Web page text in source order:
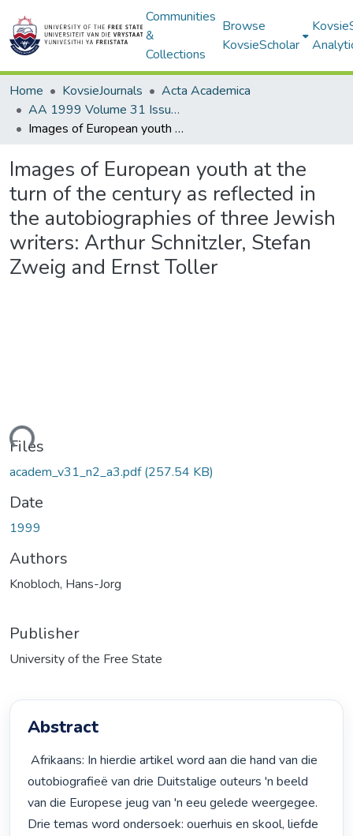
Communities
&
Collections
Browse
KovsieScholar
Home KovsieJournals
Acta Academica
AA 1999 Volume 31 Issue 2
Images of European youth at the turn of the century as reflected in the autobiographies of three Jewish writers: Arthur Schnitzler, Stefan Zweig and Ernst Toller
Images of European youth at the
turn of the century as reflected in
the autobiographies of three Jewish
writers: Arthur Schnitzler, Stefan
Zweig and Ernst Toller
Files
academ_v31_n2_a3.pdf(257.54 KB)
Date
1999
Authors
Knobloch, Hans-Jorg
Publisher
University of the Free State
Abstract
Afrikaans: In hierdie artikel word aan die hand van die
outobiografieë van drie Duitstalige outeurs 'n beeld
van die Europese jeug van 'n eeu gelede weergegee.
Drie temas word ondersoek: ouerhuis en skool, liefde